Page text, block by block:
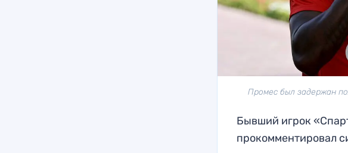
Промес был задержан
Бывший игрок
прокомментировал